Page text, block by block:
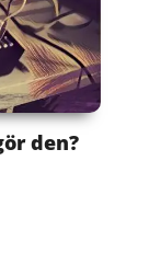
den?